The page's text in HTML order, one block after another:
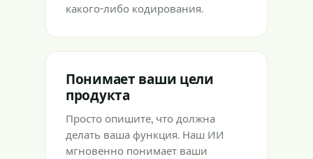
какого-либо кодирования.
Понимает ваши цели
продукта
Просто опишите, что должна
делать ваша функция. Наш ИИ
мгновенно понимает ваши